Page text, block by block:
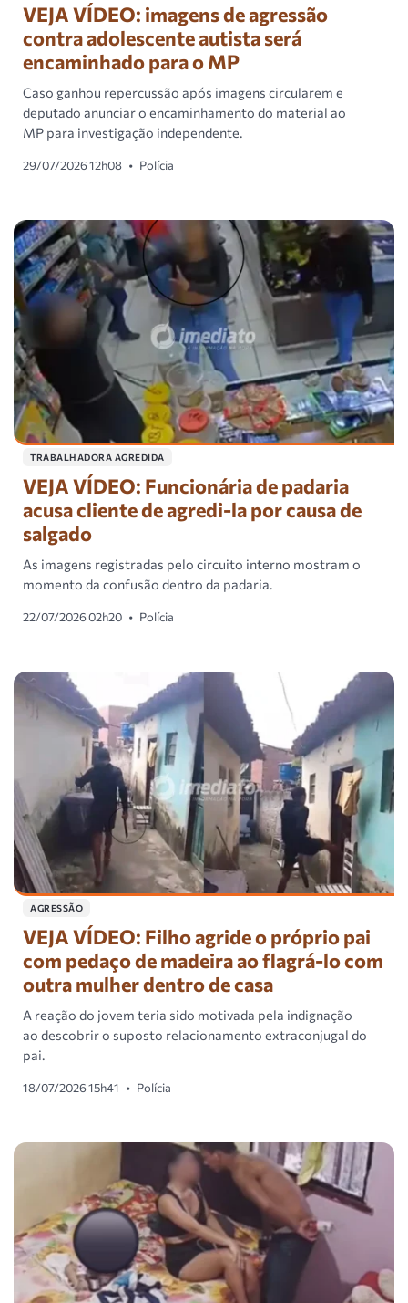
VEJA VÍDEO: imagens de agressão
contra adolescente autista será
encaminhado para o MP
Caso ganhou repercussão após imagens circularem e
deputado anunciar o encaminhamento do material ao
MP para investigação independente.
29/07/2026 12h08 • Polícia
TRABALHADORA AGREDIDA
VEJA VÍDEO: Funcionária de padaria
acusa cliente de agredi-la por causa de
salgado
As imagens registradas pelo circuito interno mostram o
momento da confusão dentro da padaria.
22/07/2026 02h20 • Polícia
AGRESSÃO
VEJA VÍDEO: Filho agride o próprio pai
com pedaço de madeira ao flagrá-lo com
outra mulher dentro de casa
A reação do jovem teria sido motivada pela indignação
ao descobrir o suposto relacionamento extraconjugal do
pai.
18/07/2026 15h41 • Polícia